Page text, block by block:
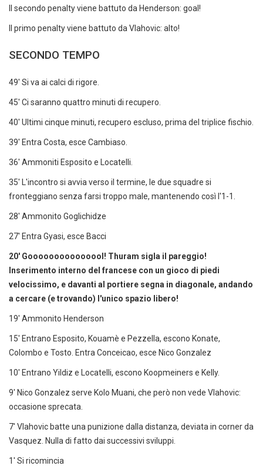
Il secondo penalty viene battuto da Henderson: goal!
Il primo penalty viene battuto da Vlahovic: alto!
SECONDO TEMPO
49' Si va ai calci di rigore.
45' Ci saranno quattro minuti di recupero.
40' Ultimi cinque minuti, recupero escluso, prima del triplice fischio.
39' Entra Costa, esce Cambiaso.
36' Ammoniti Esposito e Locatelli.
35' L'incontro si avvia verso il termine, le due squadre si
fronteggiano senza farsi troppo male, mantenendo così l'1-1.
28' Ammonito Goglichidze
27' Entra Gyasi, esce Bacci
20' Gooooooooooooool! Thuram sigla il pareggio!
Inserimento interno del francese con un gioco di piedi
velocissimo, e davanti al portiere segna in diagonale, andando
a cercare (e trovando) l'unico spazio libero!
19' Ammonito Henderson
15' Entrano Esposito, Kouamè e Pezzella, escono Konate,
Colombo e Tosto. Entra Conceicao, esce Nico Gonzalez
10' Entrano Yildiz e Locatelli, escono Koopmeiners e Kelly.
9' Nico Gonzalez serve Kolo Muani, che però non vede Vlahovic:
occasione sprecata.
7' Vlahovic batte una punizione dalla distanza, deviata in corner da
Vasquez. Nulla di fatto dai successivi sviluppi.
1' Si ricomincia